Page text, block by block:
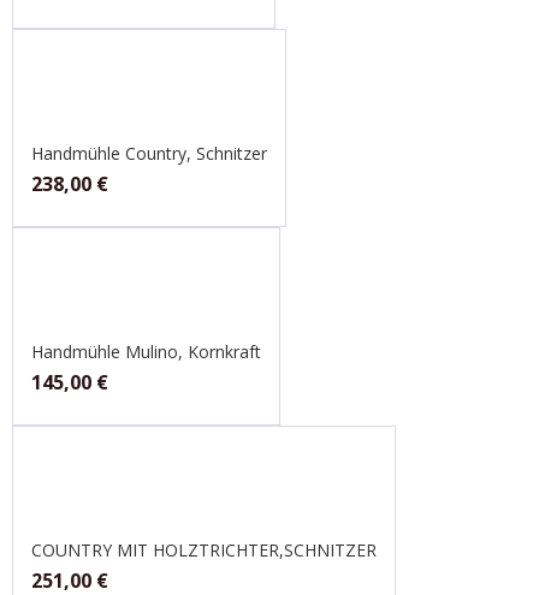
Handmühle Country, Schnitzer
238,00 €
Handmühle Mulino, Kornkraft
145,00 €
COUNTRY MIT HOLZTRICHTER,SCHNITZER
251,00 €